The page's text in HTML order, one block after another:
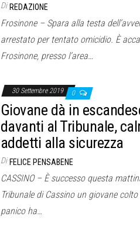
Di REDAZIONE
Frosinone – Spara alla testa
arrestato per tentato omicidio. È
Frosinone, presso l’area…
30 Settembre 2019 0
Giovane dà in
davanti al Tribunale,
addetti alla sicurezza
Di FELICE PENSABENE
CASSINO – È successo questa
Tribunale di Cassino un giovane
panico ha…